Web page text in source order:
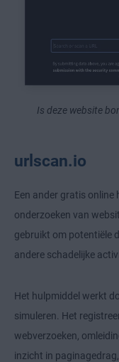
Is deze website
urlscan.io
Een ander gratis online
onderzoeken van
gebruikt om potentiële
andere schadelijke
Het hulpmiddel werkt
simuleren. Het
webverzoeken,
inzicht in